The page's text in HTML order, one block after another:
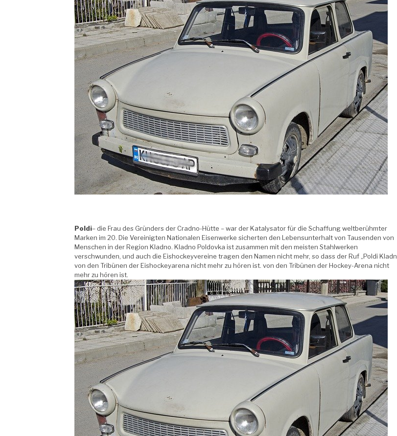
Poldi– die Frau des Gründers der Cradno-Hütte – war der Katalysator für die Schaffung weltberühmter
Marken im 20. Die Vereinigten Nationalen Eisenwerke sicherten den Lebensunterhalt von Tausenden von
Menschen in der Region Kladno. Kladno Poldovka ist zusammen mit den meisten Stahlwerken
verschwunden, und auch die Eishockeyvereine tragen den Namen nicht mehr, so dass der Ruf „Poldi
von den Tribünen der Eishockeyarena nicht mehr zu hören ist. von den Tribünen der Hockey-Arena nicht
mehr zu hören ist.